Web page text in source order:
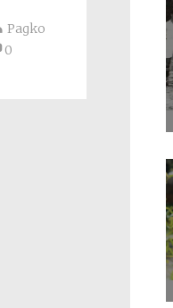
Радко
0